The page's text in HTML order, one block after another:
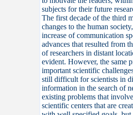
subjects for their future
The first decade of the third
changes to the human
increase of communication
advances that resulted from
of researchers in distant
evident. However, the same
important scientific
still difficult for scientists in
information in the search of
existing problems that
scientific centers that are